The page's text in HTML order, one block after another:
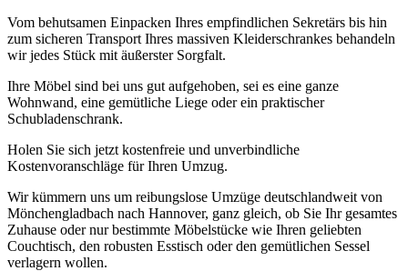
Vom behutsamen Einpacken Ihres empfindlichen Sekretärs bis hin
zum sicheren Transport Ihres massiven Kleiderschrankes behandeln
wir jedes Stück mit äußerster Sorgfalt.
Ihre Möbel sind bei uns gut aufgehoben, sei es eine ganze
Wohnwand, eine gemütliche Liege oder ein praktischer
Schubladenschrank.
Holen Sie sich jetzt kostenfreie und unverbindliche
Kostenvoranschläge für Ihren Umzug.
Wir kümmern uns um reibungslose Umzüge deutschlandweit von
Mönchengladbach nach Hannover, ganz gleich, ob Sie Ihr gesamtes
Zuhause oder nur bestimmte Möbelstücke wie Ihren geliebten
Couchtisch, den robusten Esstisch oder den gemütlichen Sessel
verlagern wollen.